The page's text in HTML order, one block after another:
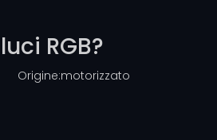
RGB?
Origine:motorizzato